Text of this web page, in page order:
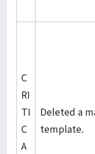
C
RI
TI
C
A
Deleted a
template.